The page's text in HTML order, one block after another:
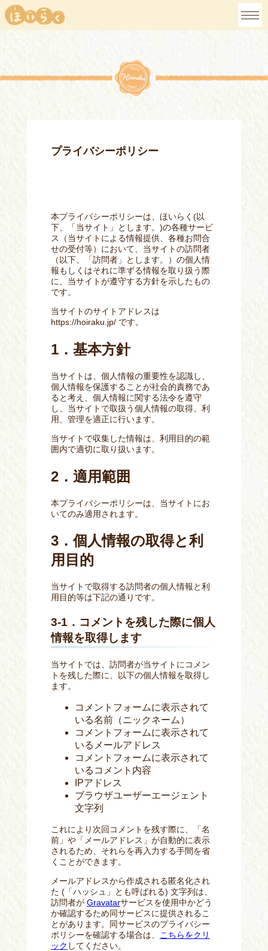
プライバシーポリシー
本プライバシーポリシーは、ほいらく(以
下、「当サイト」とします。)の各種サービ
ス（当サイトによる情報提供、各種お問合
せの受付等）において、当サイトの訪問者
（以下、「訪問者」とします。）の個人情
報もしくはそれに準ずる情報を取り扱う際
に、当サイトが遵守する方針を示したもの
です。
当サイトのサイトアドレスは
https://hoiraku.jp/ です。
1．基本方針
当サイトは、個人情報の重要性を認識し、
個人情報を保護することが社会的責務であ
ると考え、個人情報に関する法令を遵守
し、当サイトで取扱う個人情報の取得、利
用、管理を適正に行います。
当サイトで収集した情報は、利用目的の範
囲内で適切に取り扱います。
2．適用範囲
本プライバシーポリシーは、当サイトにお
いてのみ適用されます。
3．個人情報の取得と利
用目的
当サイトで取得する訪問者の個人情報と利
用目的等は下記の通りです。
3-1．コメントを残した際に個人
情報を取得します
当サイトでは、訪問者が当サイトにコメン
トを残した際に、以下の個人情報を取得し
ます。
コメントフォームに表示されて
いる名前（ニックネーム）
コメントフォームに表示されて
いるメールアドレス
コメントフォームに表示されて
いるコメント内容
IPアドレス
ブラウザユーザーエージェント
文字列
これにより次回コメントを残す際に、「名
前」や「メールアドレス」が自動的に表示
されるため、それらを再入力する手間を省
くことができます。
メールアドレスから作成される匿名化され
た (「ハッシュ」とも呼ばれる) 文字列は、
訪問者が Gravatarサービスを使用中かどう
か確認するため同サービスに提供されるこ
とがあります。同サービスのプライバシー
ポリシーを確認する場合は、
こちらをクリ
ック してください。